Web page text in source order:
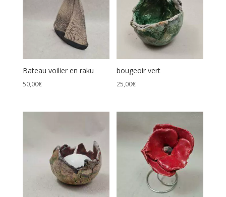
Bateau voilier en raku
50,00€
bougeoir vert
25,00€